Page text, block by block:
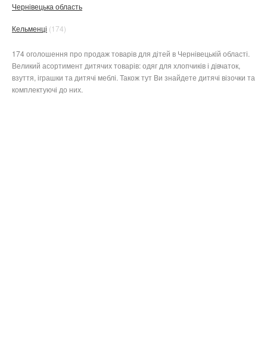
Чернівецька область
Кельменці (174)
174 оголошення про продаж товарів для дітей в Чернівецькій області.
Великий асортимент дитячих товарів: одяг для хлопчиків і дівчаток,
взуття, іграшки та дитячі меблі. Також тут Ви знайдете дитячі візочки та
комплектуючі до них.